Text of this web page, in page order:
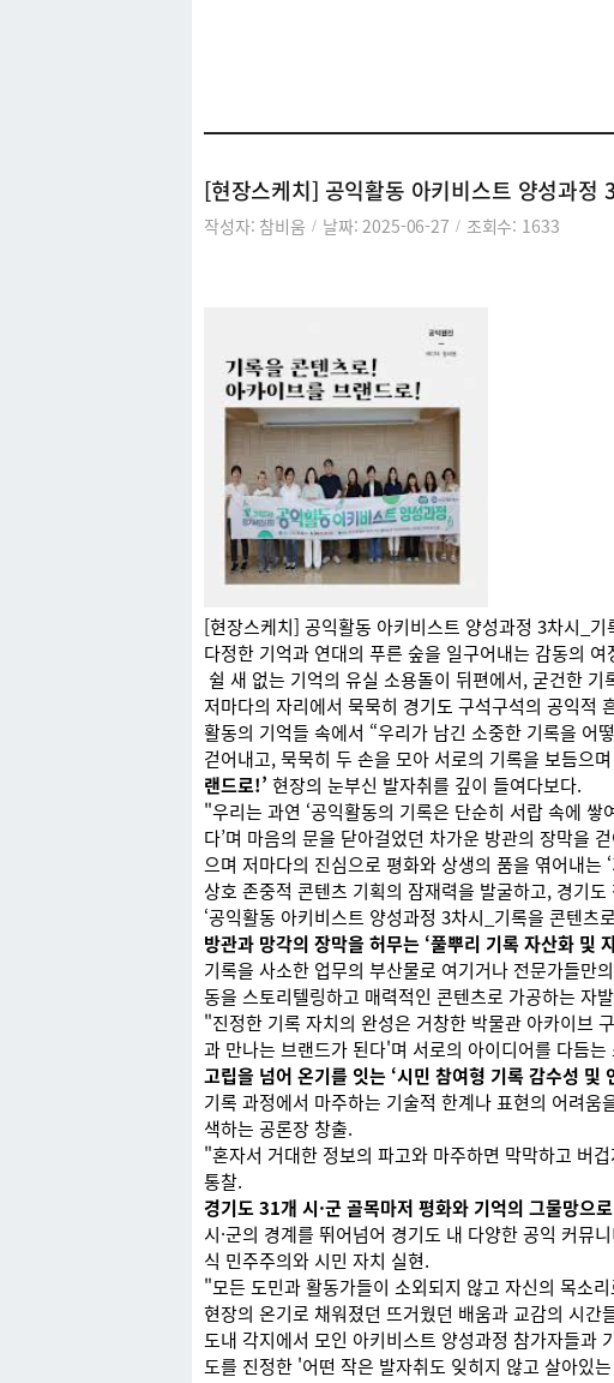
[현장스케치] 공익활동 아키비스트 양성과정
작성자: 참비움 / 날짜: 2025-06-27 / 조회수: 1633
[현장스케치] 공익활동 아키비스트 양성과정 3차시_
다정한 기억과 연대의 푸른 숲을 일구어내는 감동의 여
쉴 새 없는 기억의 유실 소용돌이 뒤편에서, 굳건한
저마다의 자리에서 묵묵히 경기도 구석구석의 공익적
활동의 기억들 속에서 “우리가 남긴 소중한 기록을 어
걷어내고, 묵묵히 두 손을 모아 서로의 기록을 보듬으
랜드로!’ 현장의 눈부신 발자취를 깊이 들여다보다.
"우리는 과연 ‘공익활동의 기록은 단순히 서랍 속에
다’며 마음의 문을 닫아걸었던 차가운 방관의 장막을
으며 저마다의 진심으로 평화와 상생의 품을 엮어내는
상호 존중적 콘텐츠 기획의 잠재력을 발굴하고, 경기
‘공익활동 아키비스트 양성과정 3차시_기록을 콘텐
방관과 망각의 장막을 허무는 ‘풀뿌리 기록 자산화 및
기록을 사소한 업무의 부산물로 여기거나 전문가들만
동을 스토리텔링하고 매력적인 콘텐츠로 가공하는 자
"진정한 기록 자치의 완성은 거창한 박물관 아카이브
과 만나는 브랜드가 된다'며 서로의 아이디어를 다듬
고립을 넘어 온기를 잇는 ‘시민 참여형 기록 감수성 및
기록 과정에서 마주하는 기술적 한계나 표현의 어려
색하는 공론장 창출.
"혼자서 거대한 정보의 파고와 마주하면 막막하고 버
통찰.
경기도 31개 시·군 골목마저 평화와 기억의 그물망으
시·군의 경계를 뛰어넘어 경기도 내 다양한 공익 커뮤
식 민주주의와 시민 자치 실현.
"모든 도민과 활동가들이 소외되지 않고 자신의 목소
현장의 온기로 채워졌던 뜨거웠던 배움과 교감의 시간
도내 각지에서 모인 아키비스트 양성과정 참가자들과
도를 진정한 '어떤 작은 발자취도 잊히지 않고 살아있